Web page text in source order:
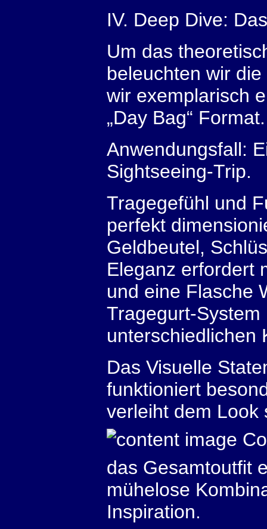
IV. Deep Dive:
Um das
beleuchten wir
wir exemplarisch
„Day Bag“ Format.
Anwendungsfall:
Sightseeing-Trip.
Tragegefühl und
perfekt
Geldbeutel,
Eleganz erfordert
und eine Flasche
Tragegurt-
unterschiedlichen
Das Visuelle
funktioniert
verleiht dem Look
das Gesamtoutfit
mühelose
Inspiration.